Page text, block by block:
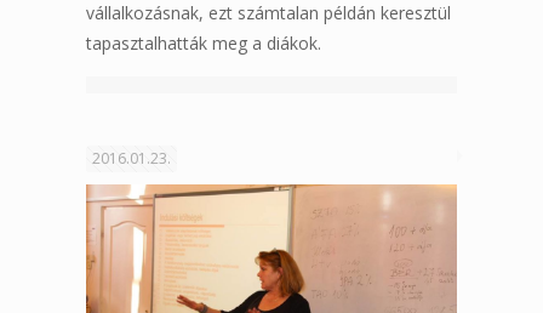
vállalkozásnak, ezt számtalan példán keresztül
tapasztalhatták meg a diákok.
2016.01.23.